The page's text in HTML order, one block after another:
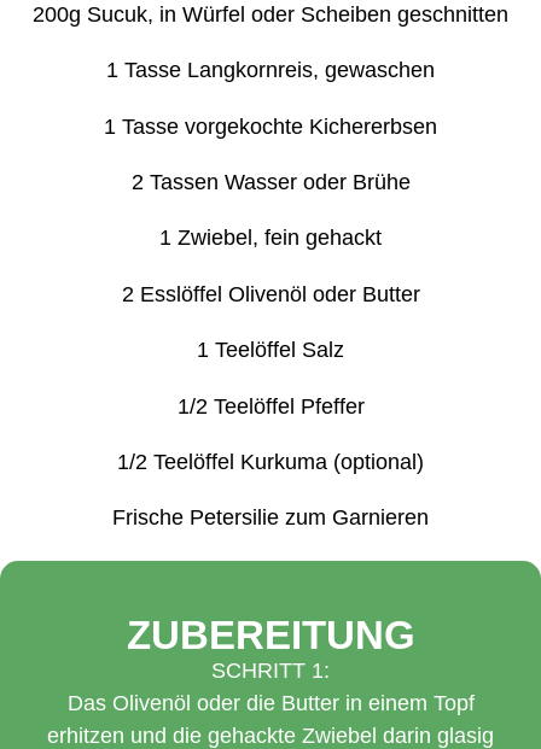
200g Sucuk, in Würfel oder Scheiben geschnitten
1 Tasse Langkornreis, gewaschen
1 Tasse vorgekochte Kichererbsen
2 Tassen Wasser oder Brühe
1 Zwiebel, fein gehackt
2 Esslöffel Olivenöl oder Butter
1 Teelöffel Salz
1/2 Teelöffel Pfeffer
1/2 Teelöffel Kurkuma (optional)
Frische Petersilie zum Garnieren
ZUBEREITUNG
SCHRITT 1:
Das Olivenöl oder die Butter in einem Topf
erhitzen und die gehackte Zwiebel darin glasig